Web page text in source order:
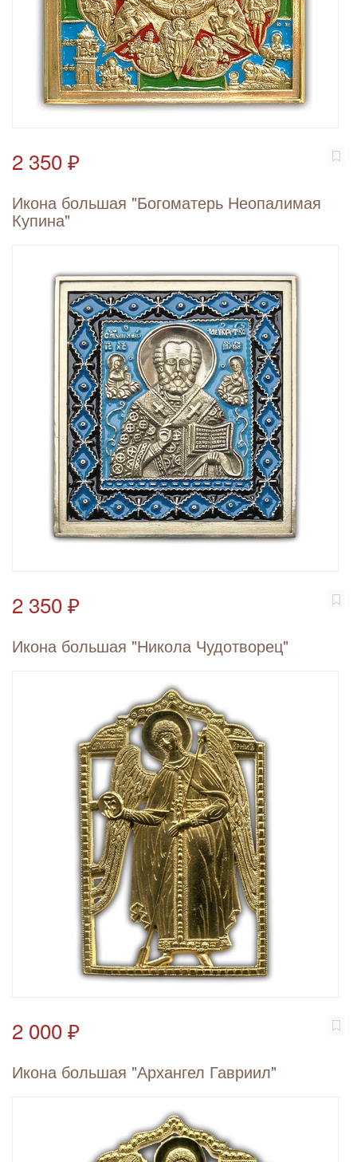
2 350 ₽
Икона большая "Богоматерь Неопалимая
Купина"
2 350 ₽
Икона большая "Никола Чудотворец"
2 000 ₽
Икона большая "Архангел Гавриил"